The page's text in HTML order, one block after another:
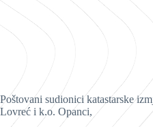
Poštovani sudionici katastarske
Lovreć i k.o. Opanci,